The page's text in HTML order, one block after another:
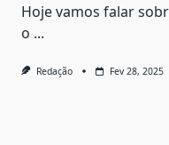
Hoje vamos falar
o ...
Redação Fev 28, 2025